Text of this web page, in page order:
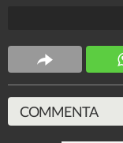
Spettacolo
4.053.389.626
COMMENTA